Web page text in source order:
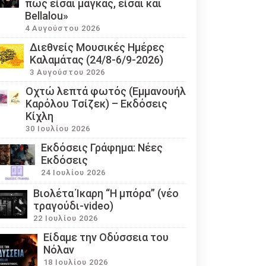
πως είσαι μάγκας, είσαι και
Bellalou»
4 Αυγούστου 2026
Διεθνείς Μουσικές Ημέρες
Καλαμάτας (24/8-6/9-2026)
3 Αυγούστου 2026
Οχτώ λεπτά φωτός (Εμμανουήλ
Καρόλου Τσίζεκ) – Εκδόσεις
Κίχλη
30 Ιουλίου 2026
Εκδόσεις Γράφημα: Νέες
Εκδόσεις
24 Ιουλίου 2026
Βιολέτα Ίκαρη “Η μπόρα” (νέο
τραγούδι-video)
22 Ιουλίου 2026
Eίδαμε την Οδύσσεια του
Νόλαν
18 Ιουλίου 2026